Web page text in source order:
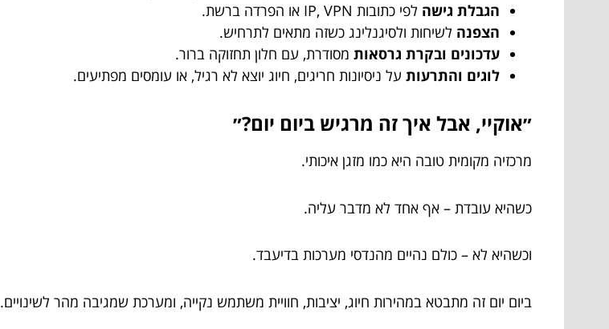
הגבלת גישה לפי כתובות IP, VPN או הפרדה ברשת.
הצפנה לשיחות ולסיגנלינג כשזה מתאים לתרחיש.
עדכונים ובקרת גרסאות מסודרת, עם חלון תחזוקה ברור.
לוגים והתרעות על ניסיונות חריגים, חיוג יוצא לא רגיל, או עומסים מפתיעים.
״אוקיי, אבל איך זה מרגיש ביום יום?״
מרכזיה מקומית טובה היא כמו מזגן איכותי.
כשהיא עובדת – אף אחד לא מדבר עליה.
וכשהיא לא – כולם נהיים מהנדסי מערכות בדיעבד.
ביום יום זה מתבטא במהירות חיוג, יציבות, חוויית משתמש נקייה, ומערכת שמגיבה מהר לשינויים.